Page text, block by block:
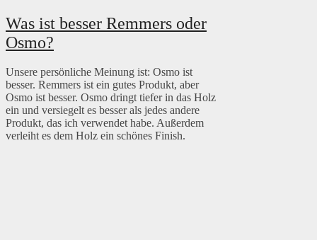
Was ist besser Remmers oder
Osmo?
Unsere persönliche Meinung ist: Osmo ist
besser. Remmers ist ein gutes Produkt, aber
Osmo ist besser. Osmo dringt tiefer in das Holz
ein und versiegelt es besser als jedes andere
Produkt, das ich verwendet habe. Außerdem
verleiht es dem Holz ein schönes Finish.